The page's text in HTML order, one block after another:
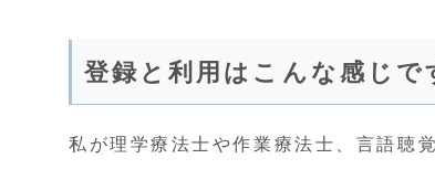
登録と利用はこんな感じで
私が理学療法士や作業療法士、言語聴